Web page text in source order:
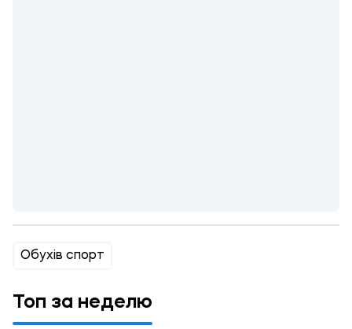
Обухів спорт
Топ за неделю